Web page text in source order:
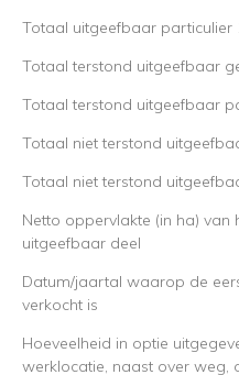
Totaal uitgeefbaar particulier
Totaal terstond uitgeefbaar
Totaal terstond uitgeefbaar
Totaal niet terstond
Totaal niet terstond
Netto oppervlakte (in ha)
uitgeefbaar deel
Datum/jaartal waarop de
verkocht is
Hoeveelheid in optie
werklocatie, naast over weg,